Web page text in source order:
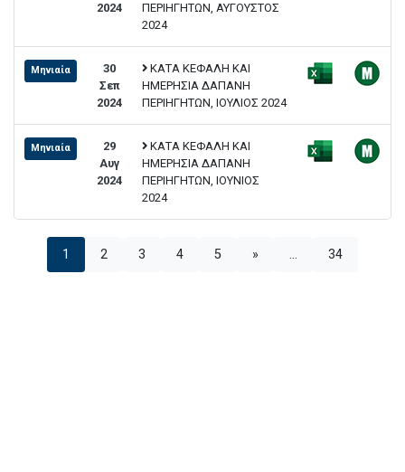
2024
ΠΕΡΙΗΓΗΤΩΝ, ΑΥΓΟΥΣΤΟΣ
2024
Μηνιαία
30
Σεπ
2024
ΚΑΤΑ ΚΕΦΑΛΗ ΚΑΙ
ΗΜΕΡΗΣΙΑ ΔΑΠΑΝΗ
ΠΕΡΙΗΓΗΤΩΝ, ΙΟΥΛΙΟΣ 2024
Μηνιαία
29
Αυγ
2024
ΚΑΤΑ ΚΕΦΑΛΗ ΚΑΙ
ΗΜΕΡΗΣΙΑ ΔΑΠΑΝΗ
ΠΕΡΙΗΓΗΤΩΝ, ΙΟΥΝΙΟΣ
2024
1 2 3 4 5 » ... 34